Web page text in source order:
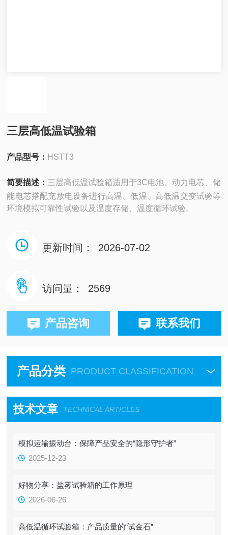
三层高低温试验箱
产品型号： HSTT3
简要描述： 三层高低温试验箱适用于3C电池、动力电芯、储
能电芯搭配充放电设备进行高温、低温、高低温交变试验等
环境模拟可靠性试验以及温度存储、温度循环试验。
更新时间： 2026-07-02
访问量： 2569
产品咨询 联系我们
产品分类 PRODUCT CLASSIFICATION
技术文章 TECHNICAL ARTICLES
模拟运输振动台：保障产品安全的“隐形守护者”
2025-12-23
好物分享：盐雾试验箱的工作原理
2026-06-26
高低温循环试验箱：产品质量的“试金石”